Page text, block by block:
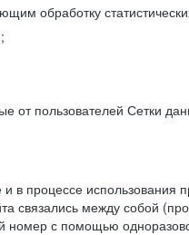
обработку
от пользователей Сетки
в процессе использования
связались между собой
с помощью